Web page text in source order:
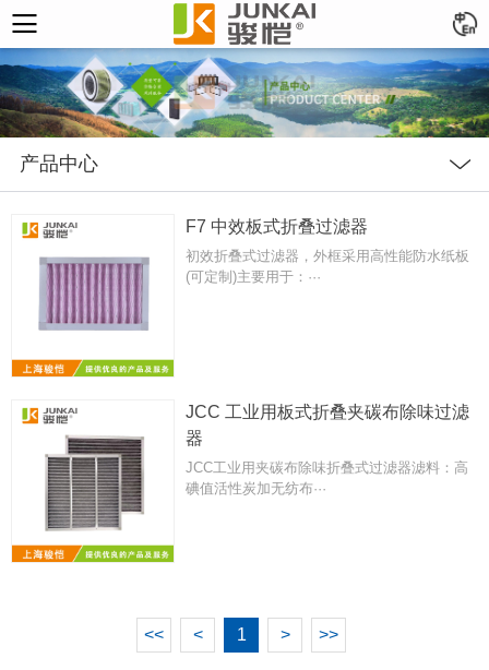
产品中心
F7 中效板式折叠过滤器
初效折叠式过滤器，外框采用高性能防水纸板
(可定制)主要用于：···
JCC 工业用板式折叠夹碳布除味过滤
器
JCC工业用夹碳布除味折叠式过滤器滤料：高
碘值活性炭加无纺布···
<< < 1 > >>